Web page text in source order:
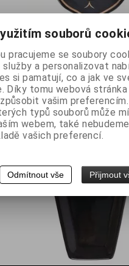
dny:skladem
souborů
pracujeme se soubory
a personalizovat
si pamatují, co a jak ve
Díky tomu webová
vašim preferencím.
typů souborů může
webem, také
vašich preferencí.
Odmítnout vše Přijmout